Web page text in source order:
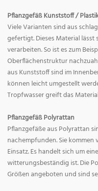
Pflanzgefäß Kunststoff /
Viele Varianten sind aus
gefertigt. Dieses Material
verarbeiten. So ist es zum
Oberflächenstruktur
aus Kunststoff sind im
können leicht umgestellt
Tropfwasser greift das
Pflanzgefäß Polyrattan
Pflanzgefäße aus Polyrattan
nachempfunden. Sie
Einsatz. Es handelt sich um
witterungsbeständig ist. Die
Größen angeboten und sind